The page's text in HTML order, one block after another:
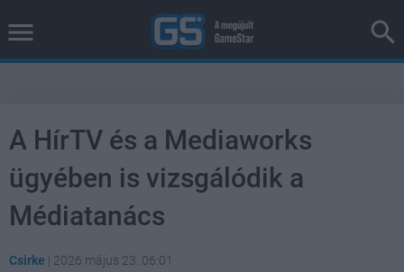
A HírTV és a Mediaworks
ügyében is vizsgálódik a
Médiatanács
Csirke | 2026 május 23. 06:01